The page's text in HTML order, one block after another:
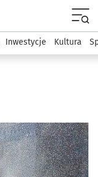
Inwestycje Kultura